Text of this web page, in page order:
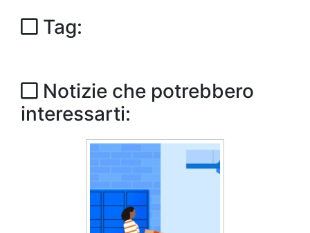
Tag:
Notizie che potrebbero
interessarti: